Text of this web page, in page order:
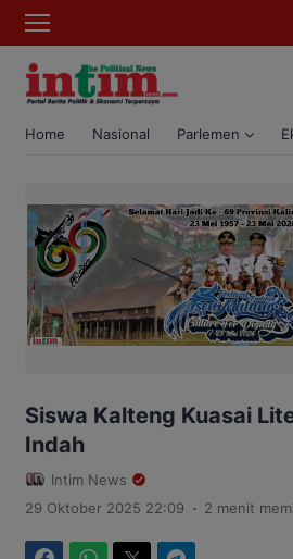
Home Nasional Parlemen
Siswa Kalteng Kuasai
Indah
Intim News
29 Oktober 2025 22:09 . 2 menit